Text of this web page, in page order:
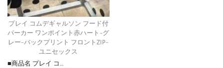
プレイ コムデギャルソン フード付
パーカー ワンポイント赤ハート-グ
レー-バックプリント フロントZIP-
ユニセックス
■商品名 プレイ コ…